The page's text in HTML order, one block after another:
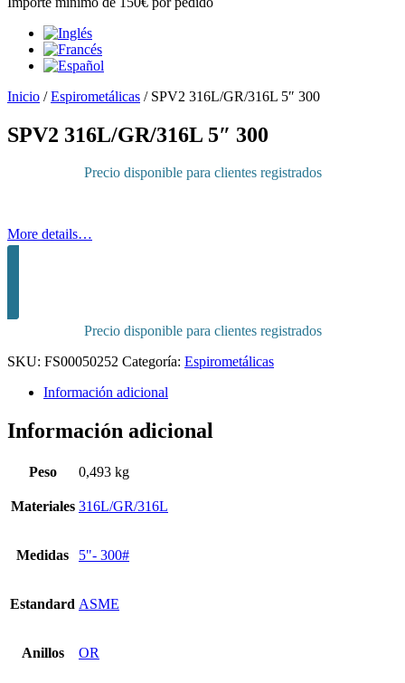
Inicio /Espirometálicas / SPV2 316L/GR/316L 5″ 300
SPV2 316L/GR/316L 5″ 300
Precio disponible para clientes registrados
More details…
Precio disponible para clientes registrados
SKU: FS00050252 Categoría: Espirometálicas
Información adicional
Información adicional
Peso 0,493 kg
Materiales 316L/GR/316L
Medidas 5"- 300#
Estandard ASME
Anillos OR